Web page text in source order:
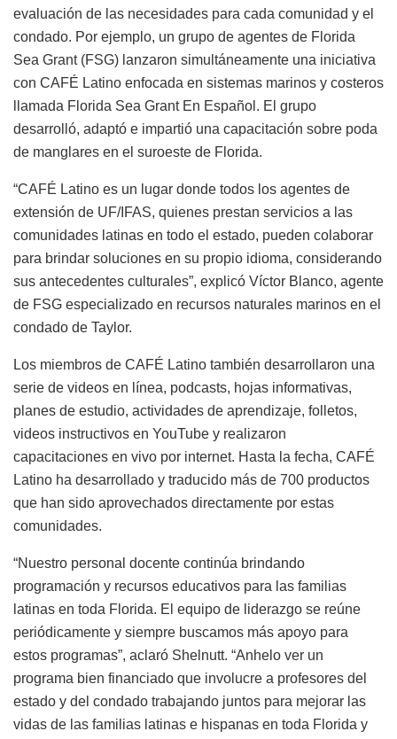
evaluación de las necesidades para cada comunidad y el
condado. Por ejemplo, un grupo de agentes de Florida
Sea Grant (FSG) lanzaron simultáneamente una iniciativa
con CAFÉ Latino enfocada en sistemas marinos y costeros
llamada Florida Sea Grant En Español. El grupo
desarrolló, adaptó e impartió una capacitación sobre poda
de manglares en el suroeste de Florida.
“CAFÉ Latino es un lugar donde todos los agentes de
extensión de UF/IFAS, quienes prestan servicios a las
comunidades latinas en todo el estado, pueden colaborar
para brindar soluciones en su propio idioma, considerando
sus antecedentes culturales”, explicó Víctor Blanco, agente
de FSG especializado en recursos naturales marinos en el
condado de Taylor.
Los miembros de CAFÉ Latino también desarrollaron una
serie de videos en línea, podcasts, hojas informativas,
planes de estudio, actividades de aprendizaje, folletos,
videos instructivos en YouTube y realizaron
capacitaciones en vivo por internet. Hasta la fecha, CAFÉ
Latino ha desarrollado y traducido más de 700 productos
que han sido aprovechados directamente por estas
comunidades.
“Nuestro personal docente continúa brindando
programación y recursos educativos para las familias
latinas en toda Florida. El equipo de liderazgo se reúne
periódicamente y siempre buscamos más apoyo para
estos programas”, aclaró Shelnutt. “Anhelo ver un
programa bien financiado que involucre a profesores del
estado y del condado trabajando juntos para mejorar las
vidas de las familias latinas e hispanas en toda Florida y